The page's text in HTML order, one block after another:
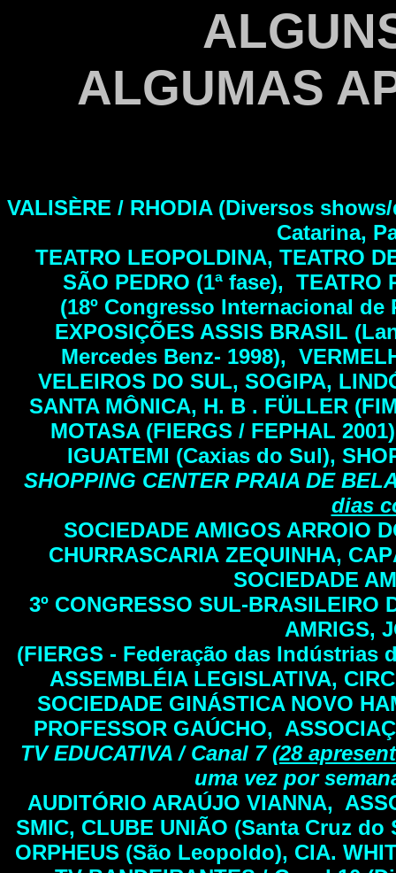
ALGUMAS
VALISÈRE / RHODIA (Diversos
Catarina,
TEATRO LEOPOLDINA, TEATRO
SÃO PEDRO (1ª fase), TEATRO
(18º Congresso Internacional de
EXPOSIÇÕES ASSIS BRASIL
Mercedes Benz- 1998),
VELEIROS DO SUL, SOGIPA,
SANTA MÔNICA, H. B . FÜLLER
MOTASA (FIERGS / FEPHAL
IGUATEMI (Caxias do Sul),
SHOPPING CENTER PRAIA DE
dias
SOCIEDADE AMIGOS ARROIO
CHURRASCARIA ZEQUINHA,
SOCIEDADE
3º CONGRESSO SUL-BRASILEIRO
AMRIGS,
(FIERGS - Federação das Indústrias
ASSEMBLÉIA LEGISLATIVA,
SOCIEDADE GINÁSTICA NOVO
PROFESSOR GAÚCHO,
TV EDUCATIVA / Canal 7 (28
uma vez por
AUDITÓRIO ARAÚJO VIANNA,
SMIC, CLUBE UNIÃO (Santa Cruz
ORPHEUS (São Leopoldo), CIA.